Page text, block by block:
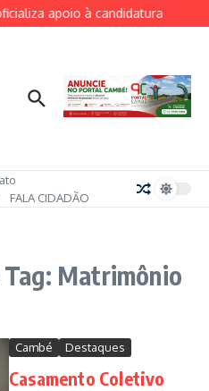
apoio à candidatura de
FALA CIDADÃO
Matrimônio
Cambé Destaques
Casamento Coletivo